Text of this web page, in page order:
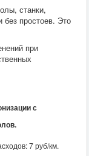
станки,
без простоев. Это
при
с
7 руб/км.